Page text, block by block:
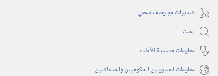
فيديوات مع وصف سمعي
بحث
معلومات مساعِدة للأطباء
معلومات للمسؤولين الحكوميين والصحافيين